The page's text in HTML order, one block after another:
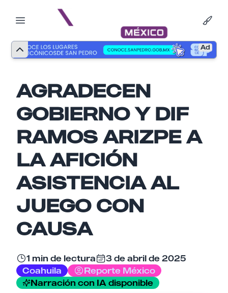
Ad
AGRADECEN
GOBIERNO Y DIF
RAMOS ARIZPE A
LA AFICIÓN
ASISTENCIA AL
JUEGO CON
CAUSA
1 min de lectura
3 de abril de 2025
Coahuila
Reporte México
Narración con IA disponible
Nombre
Email
Tu comentario